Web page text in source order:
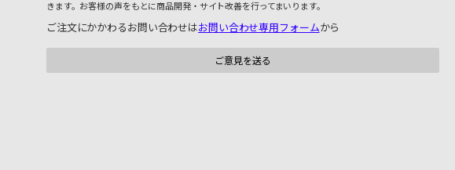
きます。お客様の声をもとに商品開発・サイト改善を行ってまいります。
ご注文にかかわるお問い合わせはお問い合わせ専用フォームから